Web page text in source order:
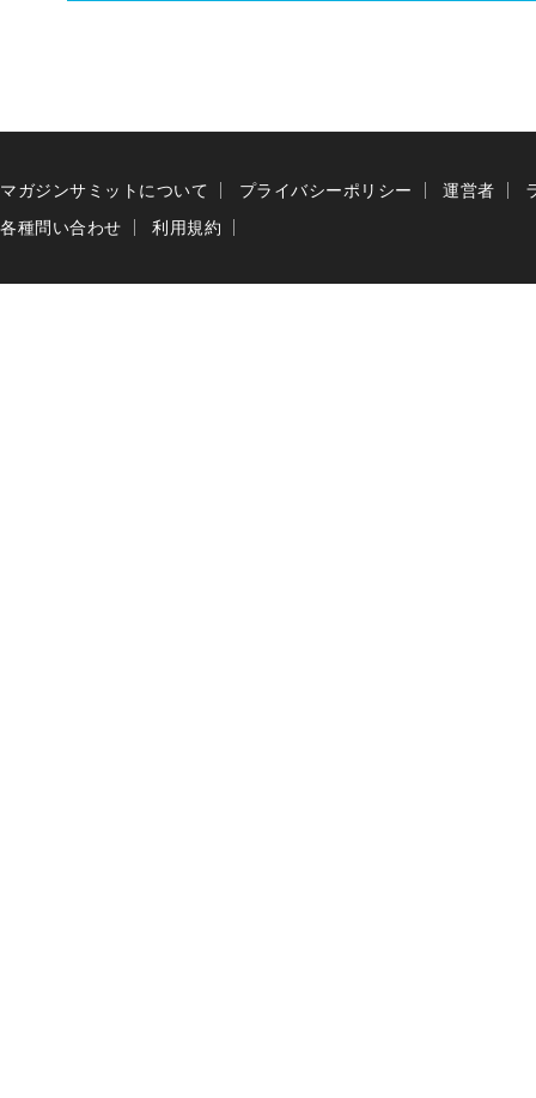
マガジンサミットについて プライバシーポリシー 運営者
各種問い合わせ
利用規約